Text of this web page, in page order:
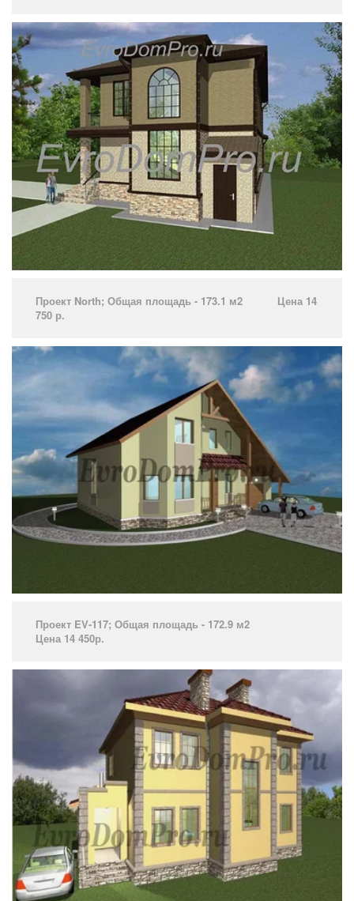
Проект North­; Общая площадь - 173.1 м2 Цена 14
750 р.­ ­
Проект EV-117; Общая площадь - 172.9 м2
Цена 14 450р.